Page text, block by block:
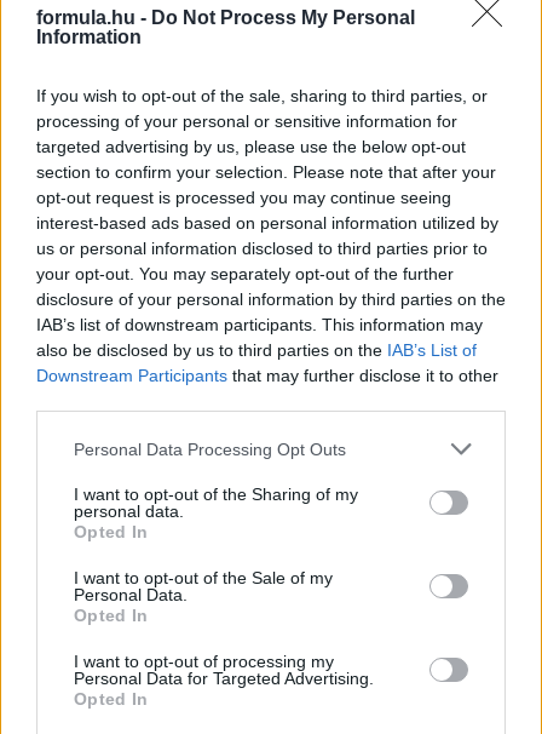
formula.hu - Do Not Process My Personal
Information
If you wish to opt-out of the sale, sharing to third parties, or
processing of your personal or sensitive information for
targeted advertising by us, please use the below opt-out
section to confirm your selection. Please note that after your
opt-out request is processed you may continue seeing
interest-based ads based on personal information utilized by
us or personal information disclosed to third parties prior to
your opt-out. You may separately opt-out of the further
disclosure of your personal information by third parties on the
IAB’s list of downstream participants. This information may
also be disclosed by us to third parties on the IAB’s List of
Downstream Participants that may further disclose it to other
Please note that this website/app uses one or more Google
not limited to your visit or usage behaviour. You may click to
grant or deny consent to Google and its third-party tags to
use your data for below specified purposes in below Google
consent section.
Personal Data Processing Opt Outs
I want to opt-out of the Sharing of my
personal data.
Opted In
I want to opt-out of the Sale of my
Personal Data.
Opted In
I want to opt-out of processing my
Personal Data for Targeted Advertising.
Opted In
MotoGP: Bezzecchi közel egy másodpercet javított a
körrekordon
1 napja
Sajtó: Az Aston Martintól érkezik Lambiase utódja a Red